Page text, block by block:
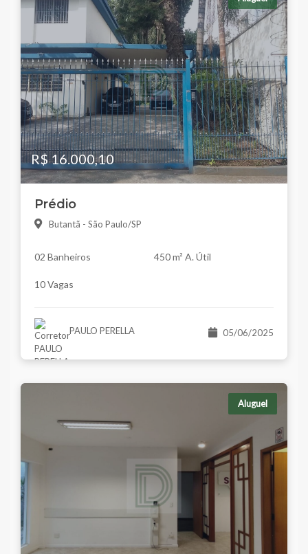
R$ 16.000,10
Prédio
Butantã - São Paulo/SP
02 Banheiros 450 m² A. Útil
10 Vagas
PAULO PERELLA 05/06/2025
Aluguel